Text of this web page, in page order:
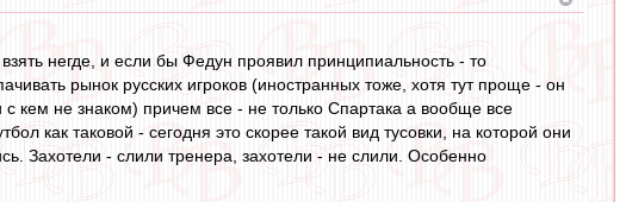
негде, и если бы Федун проявил принципиальность - то
рынок русских игроков (иностранных тоже, хотя тут проще - он
не знаком) причем все - не только Спартака а вообще все
как таковой - сегодня это скорее такой вид тусовки, на которой они
Захотели - слили тренера, захотели - не слили. Особенно